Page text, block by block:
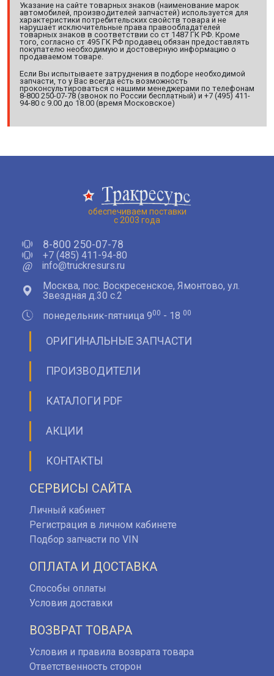
Указание на сайте товарных знаков (наименование марок
автомобилей, производителей запчастей) используется для
характеристики потребительских свойств товара и не
нарушает исключительные права правообладателей
товарных знаков в соответствии со ст 1487 ГК РФ. Кроме
того, согласно ст 495 ГК РФ продавец обязан предоставлять
покупателю необходимую и достоверную информацию о
продаваемом товаре.
Если Вы испытываете затруднения в подборе необходимой
запчасти, то у Вас всегда есть возможность
проконсультироваться с нашими менеджерами по телефонам
8-800 250-07-78 (звонок по России бесплатный) и +7 (495) 411-
94-80 с 9.00 до 18.00 (время Московское)
обеспечиваем поставки
с 2003 года
8-800 250-07-78
+7 (485) 411-94-80
@
info@truckresurs.ru
Москва, пос. Воскресенское, Ямонтово, ул.
Звездная д.30 с.2
понедельник-пятница 900 - 18 00
ОРИГИНАЛЬНЫЕ ЗАПЧАСТИ
ПРОИЗВОДИТЕЛИ
КАТАЛОГИ PDF
АКЦИИ
КОНТАКТЫ
СЕРВИСЫ САЙТА
Личный кабинет
Регистрация в личном кабинете
Подбор запчасти по VIN
ОПЛАТА И ДОСТАВКА
Способы оплаты
Условия доставки
ВОЗВРАТ ТОВАРА
Условия и правила возврата товара
Ответственность сторон